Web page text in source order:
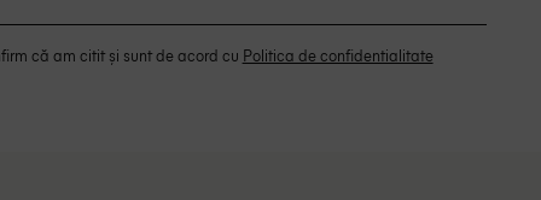
că am citit și sunt de acord cu Politica de confidentialitate